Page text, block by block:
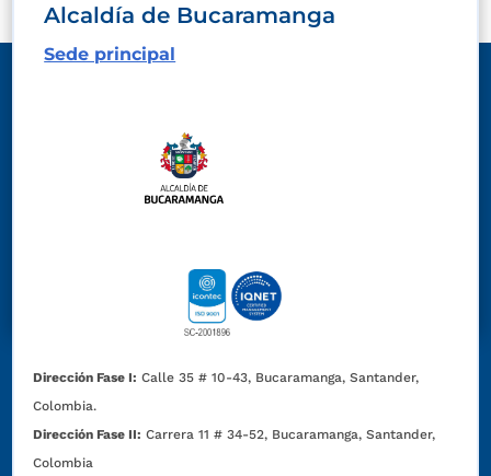
Alcaldía de Bucaramanga
Sede principal
Dirección Fase I: Calle 35 # 10-43, Bucaramanga, Santander,
Colombia.
Dirección Fase II: Carrera 11 # 34-52, Bucaramanga, Santander,
Colombia